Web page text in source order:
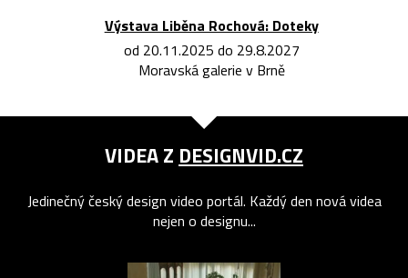
Výstava Liběna Rochová: Doteky
od 20.11.2025 do 29.8.2027
Moravská galerie v Brně
VIDEA Z DESIGNVID.CZ
Jedinečný český design video portál. Každý den nová videa
nejen o designu...